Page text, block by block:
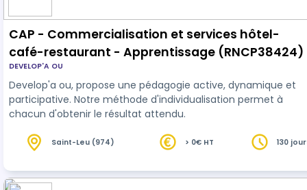
CAP - Commercialisation et services hôtel-
café-restaurant - Apprentissage (RNCP38424)
DEVELOP'A OU
Develop'a ou, propose une pédagogie active, dynamique et
participative. Notre méthode d'individualisation permet à
chacun d'obtenir le résultat attendu.
Saint-Leu (974) > 0€ HT
130